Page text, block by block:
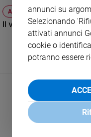
Video
AFGHANISTAN
Il vero volto dei
annunci su
Selezionando
attivati annunci
cookie o
potranno essere